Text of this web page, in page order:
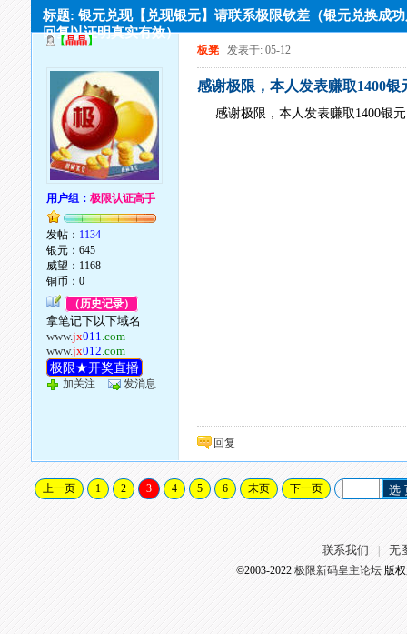
标题: 银元兑现【兑现银元】请联系极限钦差（银元兑换成
回复以证明真实有效）
【晶晶】
用户组：极限认证高手
发帖： 1134
银元：645
威望：1168
铜币：0
（历史记录）
拿笔记下以下域名
www.jx011.com
www.jx012.com
极限★开奖直播
加关注 发消息
板凳 发表于: 05-12
感谢极限，本人发表赚取1400
感谢极限，本人发表赚取1400银
回复
上一页 1 2 3 4 5 6 末页 下一页 选
联系我们 无
©2003-2022 极限新码皇主论坛版权